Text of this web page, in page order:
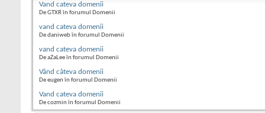
Vand cateva domenii
De GTXR în forumul Domenii
vand cateva domenii
De daniweb în forumul Domenii
vand cateva domenii
De aZaLee în forumul Domenii
Vând câteva domenii
De eugen în forumul Domenii
Vand cateva domenii
De cozmin în forumul Domenii